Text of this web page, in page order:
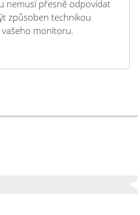
nemusí přesně odpovídat
způsoben technikou
monitoru.